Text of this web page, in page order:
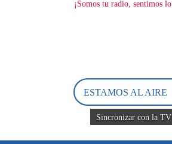
ESTAMOS AL AIRE
Sincronizar con la TV